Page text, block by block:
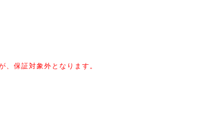
保証対象外となります。